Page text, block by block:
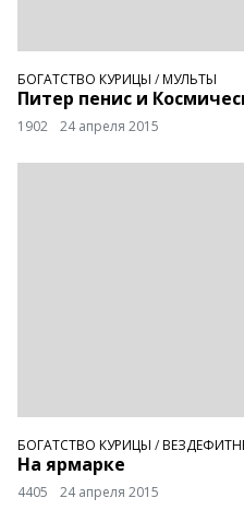
БОГАТСТВО КУРИЦЫ /МУЛЬТЫ
Питер пенис и
1902 24 апреля 2015
БОГАТСТВО КУРИЦЫ /
На ярмарке
4405 24 апреля 2015